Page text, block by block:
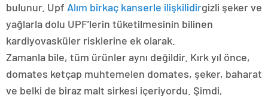
bulunur. Upf Alım birkaç kanserle ilişkilidirgizli şeker ve
yağlarla dolu UPF’lerin tüketilmesinin bilinen
kardiyovasküler risklerine ek olarak.
Zamanla bile, tüm ürünler aynı değildir. Kırk yıl önce,
domates ketçap muhtemelen domates, şeker, baharat
ve belki de biraz malt sirkesi içeriyordu. Şimdi,